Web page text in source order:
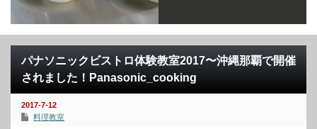
パナソニックビストロ体験教室2017〜沖縄那覇で開催
されました！Panasonic_cooking
2017-7-12
料理教室